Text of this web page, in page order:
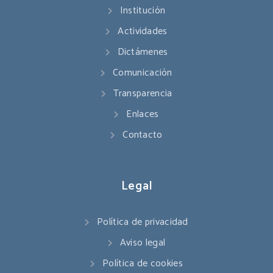
Institución
Actividades
Dictámenes
Comunicación
Transparencia
Enlaces
Contacto
Legal
Política de privacidad
Aviso legal
Política de cookies